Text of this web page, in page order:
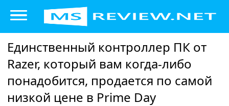
Единственный контроллер ПК от
Razer, который вам когда-либо
понадобится, продается по самой
низкой цене в Prime Day